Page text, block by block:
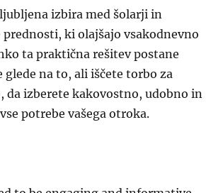
izbira med šolarji in
ki olajšajo vsakodnevno
ta praktična rešitev postane
na to, ali iščete torbo za
izberete kakovostno, udobno in
potrebe vašega otroka.